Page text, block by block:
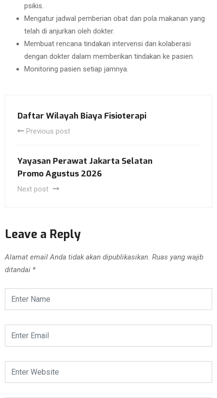
psikis.
Mengatur jadwal pemberian obat dan pola makanan yang
telah di anjurkan oleh dokter.
Membuat rencana tindakan intervensi dan kolaberasi
dengan dokter dalam memberikan tindakan ke pasien.
Monitoring pasien setiap jamnya.
Daftar Wilayah Biaya Fisioterapi
Previous post
Yayasan Perawat Jakarta Selatan
Promo Agustus 2026
Next post
Leave a Reply
Alamat email Anda tidak akan dipublikasikan. Ruas yang wajib
ditandai *